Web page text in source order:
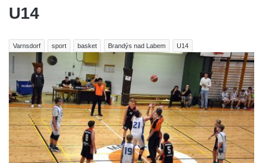
U14
Varnsdorf sport basket Brandýs nad Labem U14